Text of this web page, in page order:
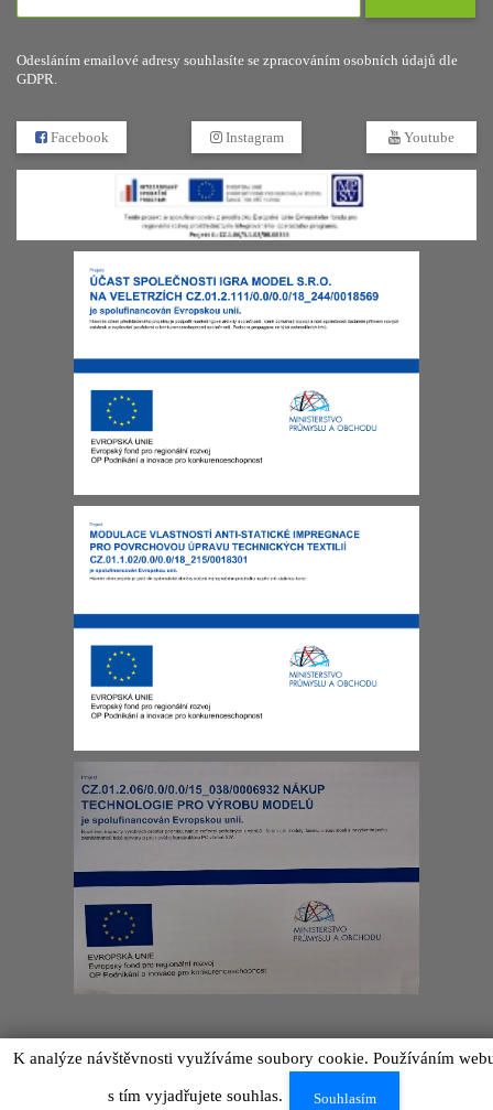
Odesláním emailové adresy souhlasíte se zpracováním osobních údajů dle
GDPR.
Facebook Instagram Youtube
K analýze návštěvnosti využíváme soubory cookie. Používáním
s tím vyjadřujete souhlas. Souhlasím